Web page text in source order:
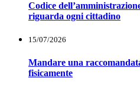
Codice
riguarda ogni cittadino
15/07/2026
Mandare una
fisicamente